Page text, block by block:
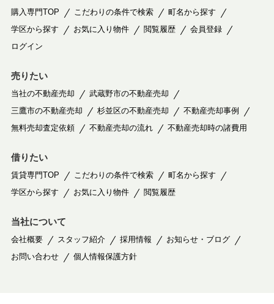
購入専門TOP こだわりの条件で検索
町名から探す
学区から探す
お気に入り物件 閲覧履歴
会員登録
ログイン
売りたい
当社の不動産売却
武蔵野市の不動産売却
三鷹市の不動産売却
杉並区の不動産売却
不動産売却事例
無料売却査定依頼
不動産売却の流れ 不動産売却時の諸費用
借りたい
賃貸専門TOP こだわりの条件で検索
町名から探す
学区から探す
お気に入り物件 閲覧履歴
当社について
会社概要 スタッフ紹介 採用情報
お知らせ・ブログ
お問い合わせ
個人情報保護方針